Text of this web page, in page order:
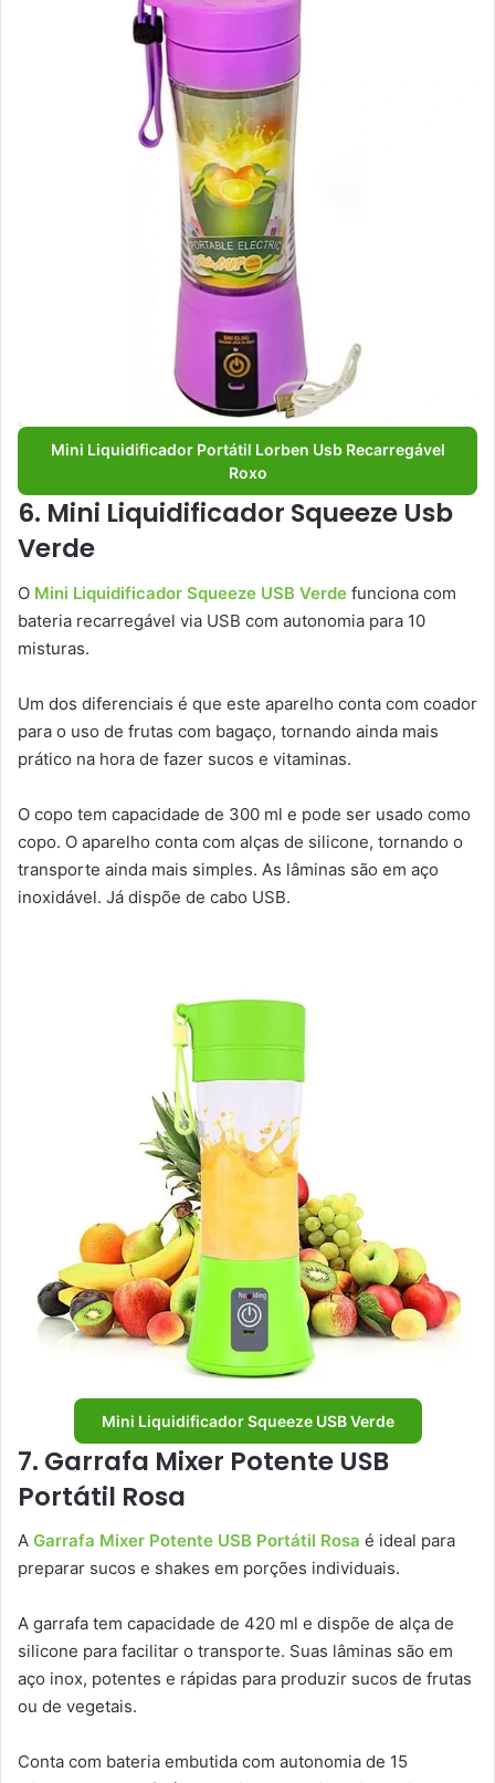
Mini Liquidificador Portátil Lorben Usb Recarregável
Roxo
6. Mini Liquidificador Squeeze Usb
Verde
O Mini Liquidificador Squeeze USB Verde funciona com
bateria recarregável via USB com autonomia para 10
misturas.
Um dos diferenciais é que este aparelho conta com coador
para o uso de frutas com bagaço, tornando ainda mais
prático na hora de fazer sucos e vitaminas.
O copo tem capacidade de 300 ml e pode ser usado como
copo. O aparelho conta com alças de silicone, tornando o
transporte ainda mais simples. As lâminas são em aço
inoxidável. Já dispõe de cabo USB.
Mini Liquidificador Squeeze USB Verde
7. Garrafa Mixer Potente USB
Portátil Rosa
A Garrafa Mixer Potente USB Portátil Rosa é ideal para
preparar sucos e shakes em porções individuais.
A garrafa tem capacidade de 420 ml e dispõe de alça de
silicone para facilitar o transporte. Suas lâminas são em
aço inox, potentes e rápidas para produzir sucos de frutas
ou de vegetais.
Conta com bateria embutida com autonomia de 15